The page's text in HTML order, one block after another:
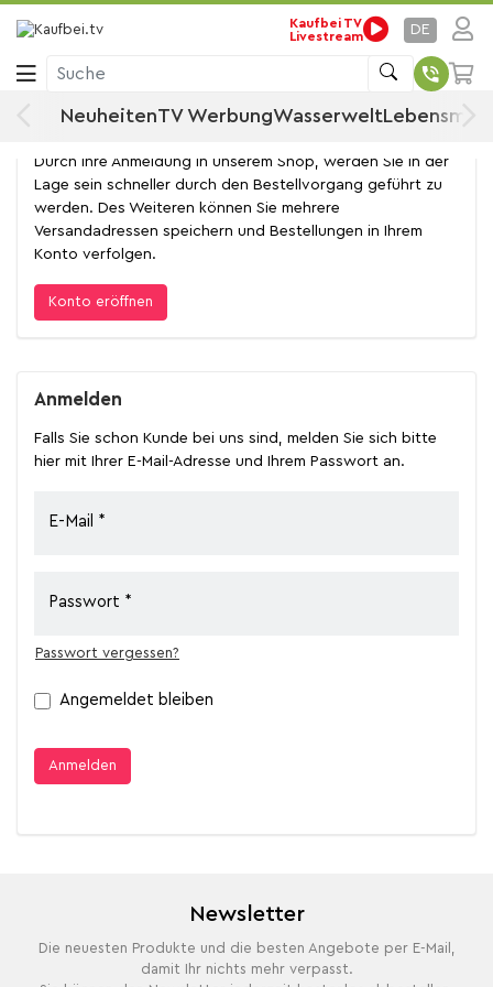
Kaufbei TV
Livestream
DE
Suche
NeuheitenTV WerbungWasserwelt
Anmelden
Konto eröffnen
Durch Ihre Anmeldung in unserem Shop, werden Sie in der
Lage sein schneller durch den Bestellvorgang geführt zu
werden. Des Weiteren können Sie mehrere
Versandadressen speichern und Bestellungen in Ihrem
Konto verfolgen.
Konto eröffnen
Anmelden
Falls Sie schon Kunde bei uns sind, melden Sie sich bitte
hier mit Ihrer E-Mail-Adresse und Ihrem Passwort an.
E-Mail
Passwort
Passwort vergessen?
Angemeldet bleiben
Anmelden
Newsletter
Die neuesten Produkte und die besten Angebote per E-Mail,
damit Ihr nichts mehr verpasst.